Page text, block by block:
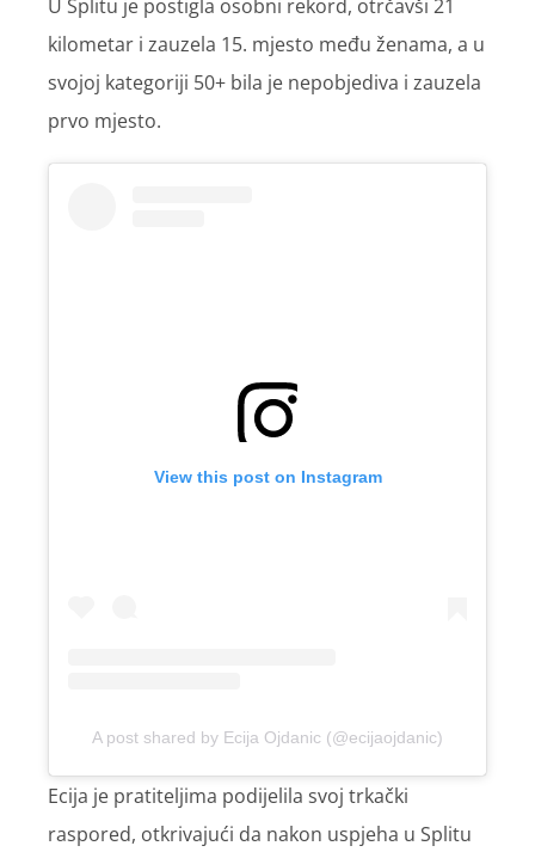
U Splitu je postigla osobni rekord, otrčavši 21
kilometar i zauzela 15. mjesto među ženama, a u
svojoj kategoriji 50+ bila je nepobjediva i zauzela
prvo mjesto.
View this post on Instagram
A post shared by Ecija Ojdanic (@ecijaojdanic)
Ecija je pratiteljima podijelila svoj trkački
raspored, otkrivajući da nakon uspjeha u Splitu